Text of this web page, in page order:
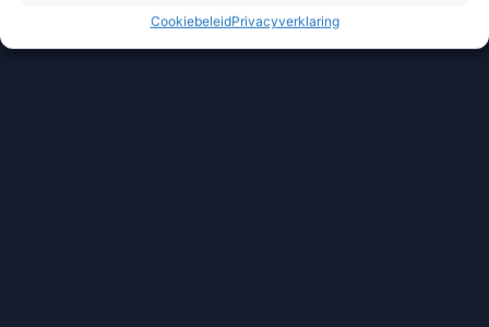
CookiebeleidPrivacyverklaring